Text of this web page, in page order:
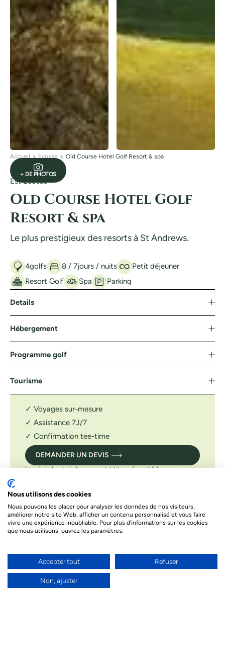
+ DE PHOTOS
Accueil Ecosse Old Course Hotel Golf Resort & spa
Est Ecosse
Old Course Hotel Golf
Resort & spa
Le plus prestigieux des resorts à St Andrews.
4golfs 8 / 7jours / nuits
Petit déjeuner
Resort Golf
Spa Parking
Details
Hébergement
Programme golf
Tourisme
✓ Voyages sur-mesure
✓ Assistance 7J/7
✓ Confirmation tee-time
DEMANDER UN DEVIS
Le prix indiqué ci-dessous est à titre informatif. Les prix
Besoin d’un conseil par téléphone ?
Nos conseillers sont à votre écoute par téléphone
répondre à toutes vos questions.
04 94 55 97 77
Nous utilisons des cookies
Nous pouvons les placer pour analyser les données de nos visiteurs,
améliorer notre site Web, afficher un contenu personnalisé et vous faire
vivre une expérience inoubliable. Pour plus d'informations sur les cookies
que nous utilisons, ouvrez les paramètres.
Accepter tout Refuser
Non, ajuster